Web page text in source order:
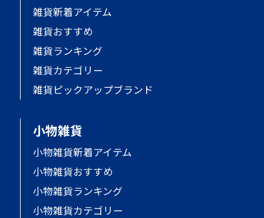
雑貨新着アイテム
雑貨おすすめ
雑貨ランキング
雑貨カテゴリー
雑貨ピックアップブランド
小物雑貨
小物雑貨新着アイテム
小物雑貨おすすめ
小物雑貨ランキング
小物雑貨カテゴリー